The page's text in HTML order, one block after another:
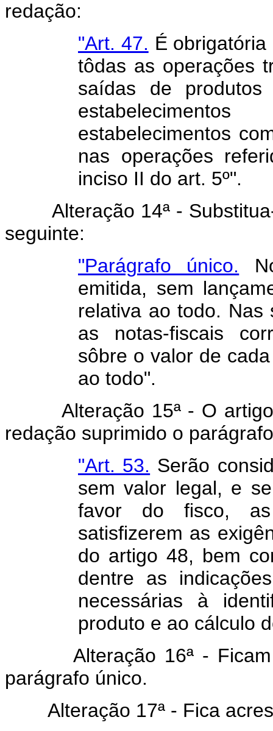
redação:
"Art. 47. É
tôdas as operações
saídas de
estabelecimentos
nas operações
inciso II do art. 5º".
Alteração 14ª - Substitua-
seguinte:
"Parágrafo único.
emitida, sem
relativa ao todo. Nas
as notas-fiscais
sôbre o valor de
ao todo".
Alteração 15ª - O artigo
redação suprimido o
"Art. 53. Serão
sem valor legal, e
favor do fisco,
satisfizerem as
do artigo 48, bem
dentre as
necessárias à
produto e ao cálculo
Alteração 16ª - Ficam
parágrafo único.
Alteração 17ª - Fica